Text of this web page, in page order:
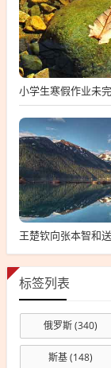
标签列表
俄罗斯(340)
斯基(148)